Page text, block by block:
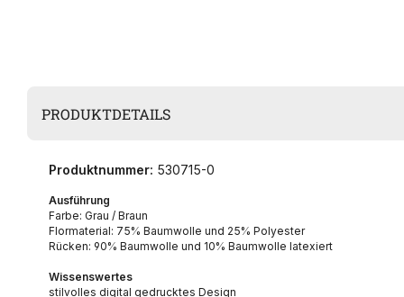
PRODUKTDETAILS
Produktnummer: 530715-0
Ausführung
Farbe: Grau / Braun
Flormaterial: 75% Baumwolle und 25% Polyester
Rücken: 90% Baumwolle und 10% Baumwolle latexiert
Wissenswertes
stilvolles digital gedrucktes Design